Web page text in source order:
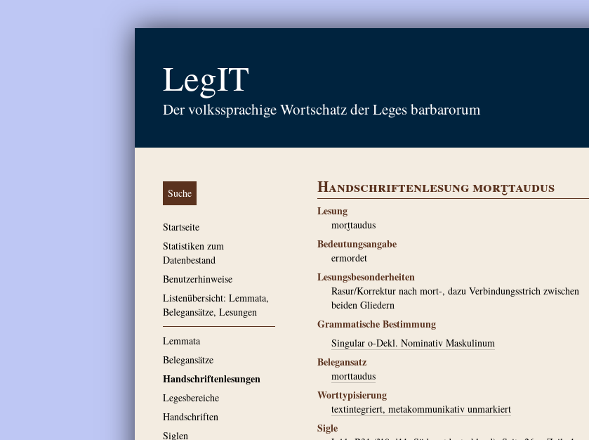
LegIT
Der volkssprachige Wortschatz der Leges barbarorum
Suche
Startseite
Statistiken zum
Datenbestand
Benutzerhinweise
Listenübersicht: Lemmata,
Belegansätze, Lesungen
Lemmata
Belegansätze
Handschriftenlesungen
Legesbereiche
Handschriften
Siglen
Handschriftenlesung mort̮taudus
Lesung
mort̮taudus
Bedeutungsangabe
ermordet
Lesungsbesonderheiten
Rasur/Korrektur nach mort-, dazu Verbindungsstrich zwischen
beiden Gliedern
Grammatische Bestimmung
Singular o-Dekl. Nominativ Maskulinum
Belegansatz
morttaudus
Worttypisierung
textintegriert, metakommunikativ unmarkiert
Sigle